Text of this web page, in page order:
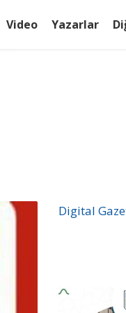
Video Yazarlar
Digital